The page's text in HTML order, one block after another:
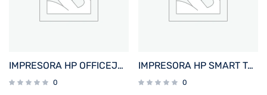
IMPRESORA HP OFFICEJET PRO 9730 IMP/COP/SCA/USB/RED/WIFI/BIVOLT + 4 TINTAS
0
IMPRESORA HP SMART TANK 210 IMP/USB/WIFI/BIVOLT
0